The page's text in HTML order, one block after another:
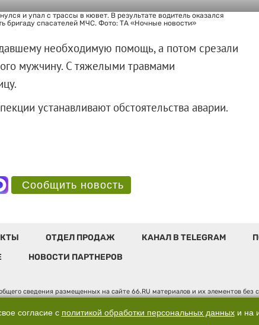
и упал с трассы в кювет. В результате водитель оказался
бригаду спасателей МЧС. Фото: ТА «Ночные новости»
необходимую помощь, а потом срезали
мужчину. С тяжелыми травмами
устанавливают обстоятельства аварии.
Сообщить новость
ОТДЕЛ ПРОДАЖ КАНАЛ В TELEGRAM
НОВОСТИ ПАРТНЕРОВ
сведения размещенных на сайте 66.RU материалов и их элементов
по надзору в сфере связи, информационных технологий и массовых
Юридический адрес: 620014, Свердловская обл., г. Екатеринбург, ул.
д. 3, оф. 7015, +7 (343) 288-50-66 info@news.66.ru Главный редактор:
согласие с политикой обработки персональных данныхи на